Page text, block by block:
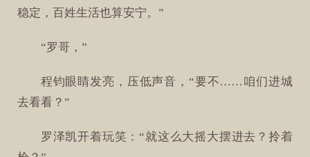
稳定，百姓生活也算安宁。”
“罗哥，”
程钧眼睛发亮，压低声音，“要不……咱们进城
去看看？”
罗泽凯开着玩笑：“就这么大摇大摆进去？拎着